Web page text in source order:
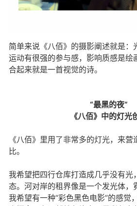
简单来说《八佰》的摄影阐述就是：
运动有很强的参与感，影响质感是绘
合起来就是一首视觉的诗。
“最黑的夜”
《八佰》中的灯光
《八佰》里用了非常多的灯光，来
比。
我希望把四行仓库打造成几乎没有光
态。河对岸的租界像是一个发光体，
我希望有一种“彩色黑色电影”的感觉